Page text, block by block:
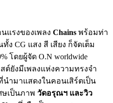
แรงของเพลง Chains พร้อมท่า
ง CG แสง สี เสียง ก็จัดเต็ม
โดยผู้จัด O.N worldwide
ต์ยังมีเพลงแห่งความทรงจำ
นำมาแสดงในคอนเสิร์ตเป็น
ษเป็นภาพ วัดอรุณฯ และวิว